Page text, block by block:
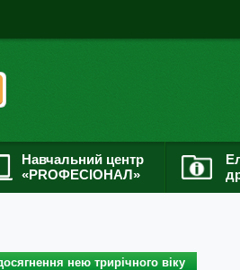
Навчальний центр
«PROФЕСІОНАЛ»
нею трирічного віку